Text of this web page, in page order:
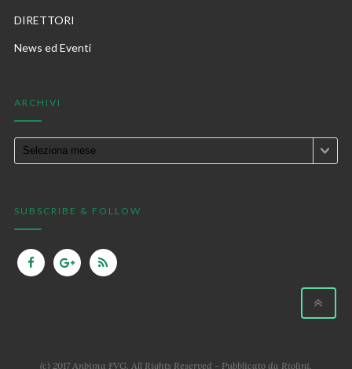
DIRETTORI
News ed Eventi
ARCHIVI
SUBSCRIBE & FOLLOW
(c) 2017 Anbima FVG. All Rights Reserved - Pubblicato da Riolini